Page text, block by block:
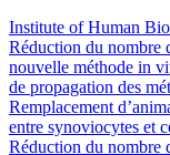
Institute of Human
Réduction du nombre
nouvelle méthode in
de propagation des
Remplacement
entre synoviocytes et
Réduction du nombre